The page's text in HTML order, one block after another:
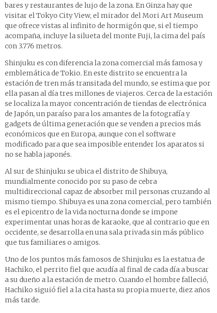
bares y restaurantes de lujo de la zona. En Ginza hay que
visitar el Tokyo City View, el mirador del Mori Art Museum
que ofrece vistas al infinito de hormigón que, si el tiempo
acompaña, incluye la silueta del monte Fuji, la cima del país
con 3.776 metros.
Shinjuku es con diferencia la zona comercial más famosa y
emblemática de Tokio. En este distrito se encuentra la
estación de tren más transitada del mundo, se estima que por
ella pasan al día tres millones de viajeros. Cerca de la estación
se localiza la mayor concentración de tiendas de electrónica
de Japón, un paraíso para los amantes de la fotografía y
gadgets de última generación que se venden a precios más
económicos que en Europa, aunque con el software
modificado para que sea imposible entender los aparatos si
no se habla japonés.
Al sur de Shinjuku se ubica el distrito de Shibuya,
mundialmente conocido por su paso de cebra
multidireccional capaz de absorber mil personas cruzando al
mismo tiempo. Shibuya es una zona comercial, pero también
es el epicentro de la vida nocturna donde se impone
experimentar unas horas de karaoke, que al contrario que en
occidente, se desarrolla en una sala privada sin más público
que tus familiares o amigos.
Uno de los puntos más famosos de Shinjuku es la estatua de
Hachiko, el perrito fiel que acudía al final de cada día a buscar
a su dueño a la estación de metro. Cuando el hombre falleció,
Hachiko siguió fiel a la cita hasta su propia muerte, diez años
más tarde.